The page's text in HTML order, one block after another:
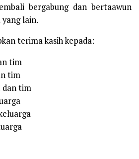
bergabung dan bertaawun
lain.
terima kasih kepada:
tim
tim
dan tim